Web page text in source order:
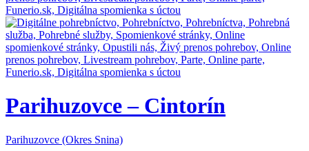
Parihuzovce – Cintorín
Parihuzovce (Okres Snina)